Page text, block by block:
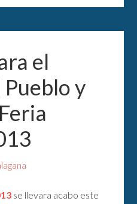
el
y
se llevara acabo este